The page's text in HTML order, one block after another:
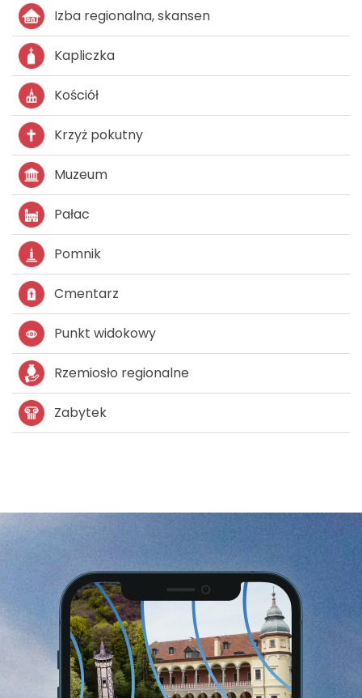
Izba regionalna, skansen
Kapliczka
Kościół
Krzyż pokutny
Muzeum
Pałac
Pomnik
Cmentarz
Punkt widokowy
Rzemiosło regionalne
Zabytek